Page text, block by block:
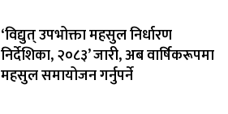
‘विद्युत् उपभोक्ता महसुल निर्धारण
निर्देशिका, २०८३’ जारी, अब वार्षिकरूपमा
महसुल समायोजन गर्नुपर्ने